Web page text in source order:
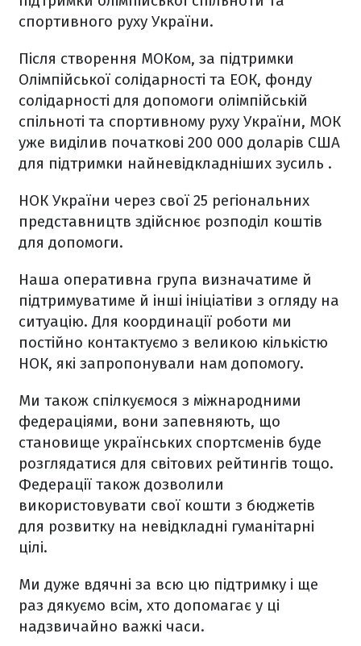
спортивного руху України.
Після створення МОКом, за підтримки
Олімпійської солідарності та ЕОК, фонду
солідарності для допомоги олімпійській
спільноті та спортивному руху України, МОК
уже виділив початкові 200 000 доларів США
для підтримки найневідкладніших зусиль .
НОК України через свої 25 регіональних
представництв здійснює розподіл коштів
для допомоги.
Наша оперативна група визначатиме й
підтримуватиме й інші ініціатіви з огляду на
ситуацію. Для координації роботи ми
постійно контактуємо з великою кількістю
НОК, які запропонували нам допомогу.
Ми також спілкуємося з міжнародними
федераціями, вони запевняють, що
становище українських спортсменів буде
розглядатися для світових рейтингів тощо.
Федерації також дозволили
використовувати свої кошти з бюджетів
для розвитку на невідкладні гуманітарні
цілі.
Ми дуже вдячні за всю цю підтримку і ще
раз дякуємо всім, хто допомагає у ці
надзвичайно важкі часи.